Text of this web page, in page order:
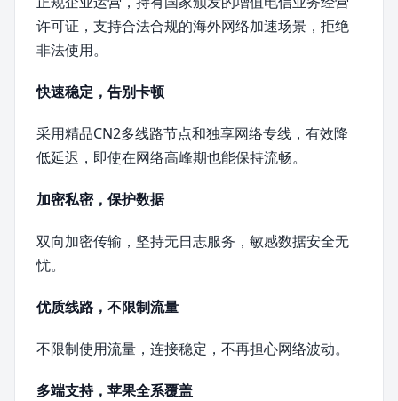
许可证，支持合法合规的海外网络加速场景，拒绝
非法使用。
快速稳定，告别卡顿
采用精品CN2多线路节点和独享网络专线，有效降
低延迟，即使在网络高峰期也能保持流畅。
加密私密，保护数据
双向加密传输，坚持无日志服务，敏感数据安全无
忧。
优质线路，不限制流量
不限制使用流量，连接稳定，不再担心网络波动。
多端支持，苹果全系覆盖